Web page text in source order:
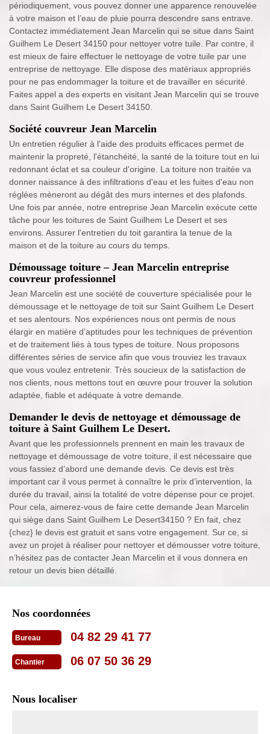
périodiquement, vous pouvez donner une apparence renouvelée
à votre maison et l’eau de pluie pourra descendre sans entrave.
Contactez immédiatement Jean Marcelin qui se situe dans Saint
Guilhem Le Desert 34150 pour nettoyer votre tuile. Par contre, il
est mieux de faire effectuer le nettoyage de votre tuile par une
entreprise de nettoyage. Elle dispose des matériaux appropriés
pour ne pas endommager la toiture et de travailler en sécurité.
Faites appel a des experts en visitant Jean Marcelin qui se trouve
dans Saint Guilhem Le Desert 34150.
Société couvreur Jean Marcelin
Un entretien régulier à l'aide des produits efficaces permet de
maintenir la propreté, l'étanchéité, la santé de la toiture tout en lui
redonnant éclat et sa couleur d'origine. La toiture non traitée va
donner naissance à des infiltrations d'eau et les fuites d'eau non
réglées mèneront au dégât des murs internes et des plafonds.
Une fois par année, notre entreprise Jean Marcelin exécute cette
tâche pour les toitures de Saint Guilhem Le Desert et ses
environs. Assurer l'entretien du toit garantira la tenue de la
maison et de la toiture au cours du temps.
Démoussage toiture – Jean Marcelin entreprise
couvreur professionnel
Jean Marcelin est une société de couverture spécialisée pour le
démoussage et le nettoyage de toit sur Saint Guilhem Le Desert
et ses alentours. Nos expériences nous ont permis de nous
élargir en matière d’aptitudes pour les techniques de prévention
et de traitement liés à tous types de toiture. Nous proposons
différentes séries de service afin que vous trouviez les travaux
que vous voulez entretenir. Très soucieux de la satisfaction de
nos clients, nous mettons tout en œuvre pour trouver la solution
adaptée, fiable et adéquate à votre demande.
Demander le devis de nettoyage et démoussage de
toiture à Saint Guilhem Le Desert.
Avant que les professionnels prennent en main les travaux de
nettoyage et démoussage de votre toiture, il est nécessaire que
vous fassiez d’abord une demande devis. Ce devis est très
important car il vous permet à connaître le prix d’intervention, la
durée du travail, ainsi la totalité de votre dépense pour ce projet.
Pour cela, aimerez-vous de faire cette demande Jean Marcelin
qui siège dans Saint Guilhem Le Desert34150 ? En fait, chez
{chez} le devis est gratuit et sans votre engagement. Sur ce, si
avez un projet à réaliser pour nettoyer et démousser votre toiture,
n’hésitez pas de contacter Jean Marcelin et il vous donnera en
retour un devis bien détaillé.
Nos coordonnées
Bureau 04 82 29 41 77
Chantier 06 07 50 36 29
Nous localiser